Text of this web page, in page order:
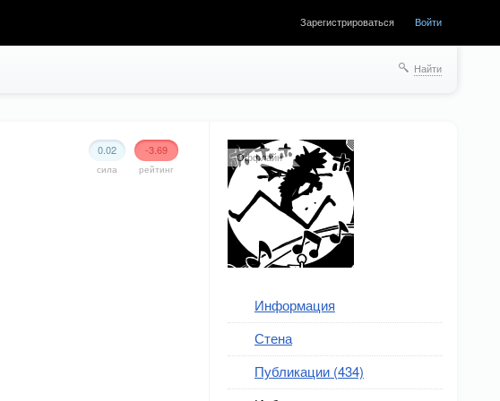
Зарегистрироваться Войти
Найти
Оффлайн
Информация
Стена
Публикации (434)
-3.69
рейтинг
0.02
сила